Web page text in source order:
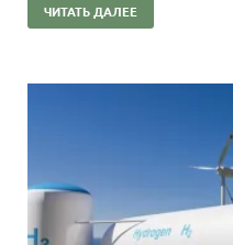
ЧИТАТЬ ДАЛЕЕ